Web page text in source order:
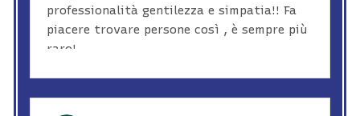
professionalità gentilezza e simpatia!! Fa
piacere trovare persone così , è sempre più
raro!